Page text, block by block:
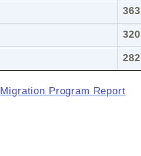
363
320
282
Migration Program Report